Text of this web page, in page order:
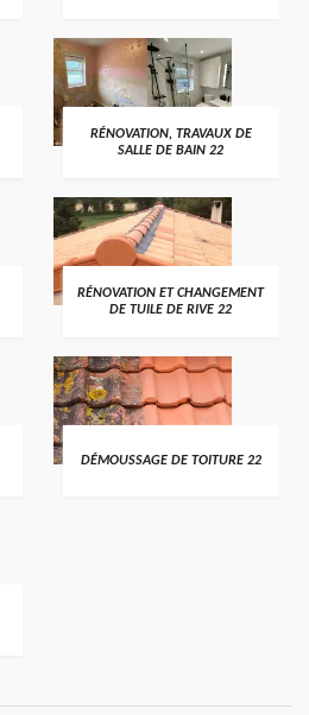
RÉNOVATION, TRAVAUX DE
SALLE DE BAIN 22
RÉNOVATION ET CHANGEMENT
DE TUILE DE RIVE 22
DÉMOUSSAGE DE TOITURE 22